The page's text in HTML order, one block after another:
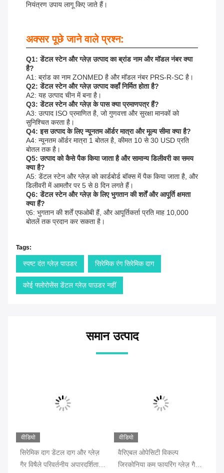
नियंत्रण उपाय लागू किए जाते हैं।
अक्सर पूछे जाने वाले प्रश्न:
Q1: डेंटल स्टेन और ग्लेज़ उत्पाद का ब्रांड नाम और मॉडल नंबर क्या
है?
A1: ब्रांड का नाम ZONMED है और मॉडल नंबर PRS-R-SC है।
Q2: डेंटल स्टेन और ग्लेज़ उत्पाद कहाँ निर्मित होता है?
A2: यह उत्पाद चीन में बना है।
Q3: डेंटल स्टेन और ग्लेज़ के पास क्या प्रमाणपत्र हैं?
A3: उत्पाद ISO प्रमाणित है, जो गुणवत्ता और सुरक्षा मानकों को
सुनिश्चित करता है।
Q4: इस उत्पाद के लिए न्यूनतम ऑर्डर मात्रा और मूल्य सीमा क्या है?
A4: न्यूनतम ऑर्डर मात्रा 1 बोतल है, कीमत 10 से 30 USD प्रति
बोतल तक है।
Q5: उत्पाद को कैसे पैक किया जाता है और सामान्य डिलीवरी का समय
क्या है?
A5: डेंटल स्टेन और ग्लेज़ को कार्डबोर्ड बॉक्स में पैक किया जाता है, और
डिलीवरी में आमतौर पर 5 से 8 दिन लगते हैं।
Q6: डेंटल स्टेन और ग्लेज़ के लिए भुगतान की शर्तें और आपूर्ति क्षमता
क्या हैं?
ए6: भुगतान की शर्तें एफओबी हैं, और आपूर्तिकर्ता प्रति माह 10,000
बोतलें तक प्रदान कर सकता है।
Tags:
स्पष्ट दंत ग्लेज़ पाउडर सिरेमिक रंग सिरेमिक दाग
कोई फ्लोरोसेंस डेंटल ग्लेज़ पाउडर नहीं
समान उत्पाद
वीडियो
सिरेमिक दाग डेंटल दाग और ग्लेज़
गैर विषैले परिवर्तनीय अपारदर्शिता
वीडियो
वैरिएबल ओपेसिटी विकल्प
जिरकोनिया कम फायरिंग ग्लेज़ गैर